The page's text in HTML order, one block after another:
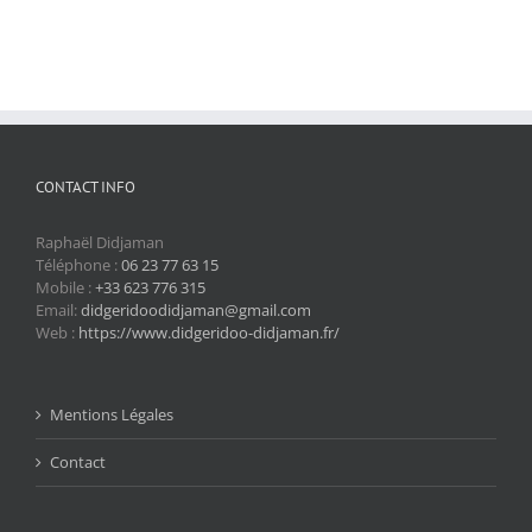
CONTACT INFO
Raphaël Didjaman
Téléphone :06 23 77 63 15
Mobile :+33 623 776 315
Email:didgeridoodidjaman@gmail.com
Web : https://www.didgeridoo-didjaman.fr/
Mentions Légales
Contact